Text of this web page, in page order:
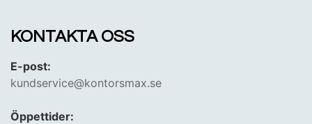
KONTAKTA OSS
E-post:
kundservice@kontorsmax.se
Öppettider: